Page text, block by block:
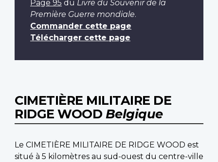
Page 95 du Livre du Souvenir de la
Première Guerre mondiale.
Commander cette page
Télécharger cette page
CIMETIÈRE MILITAIRE DE
RIDGE WOOD Belgique
Le CIMETIÈRE MILITAIRE DE RIDGE WOOD est
situé à 5 kilomètres au sud-ouest du centre-ville